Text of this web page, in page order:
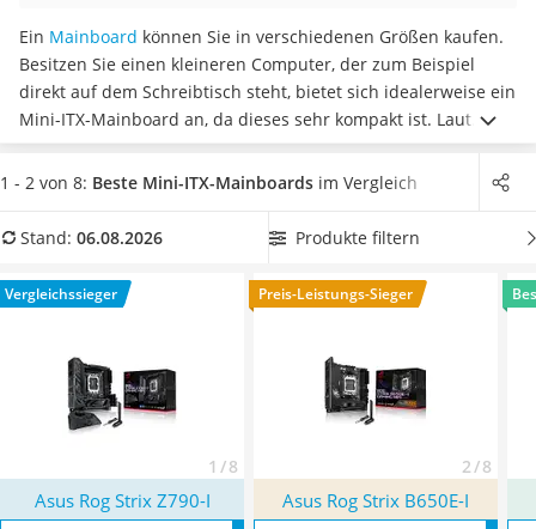
Powerstation mit Solarpanel
Gaming-PC
Soundbar
17-Zoll-Laptop
Satellitenschüssel
Gaming-Headset
Tablets unter 200 Euro
Lichtwecker
Acer Aspire
Ein Mainboard können Sie in verschiedenen Größen kaufen.
Besitzen Sie einen kleineren Computer, der zum Beispiel
direkt auf dem Schreibtisch steht, bietet sich idealerweise ein
Mini-ITX-Mainboard an, da dieses sehr kompakt ist. Laut
diversen Online-Testsverfügt es aber trotzdem über viele
verschiedene Anschlüsse. Wählen Sie jetzt aus unserer
Arbeitsspeicher aus
, um viele wichtige Daten speichern und
2026 besonders das Modell
Asus Rog Strix Z790-I*
mit seinen
Eigenschaften.
1 - 2 von 8: Beste Mini-ITX-Mainboards im Vergleich
Stand: 06.08.2026 Produkte filtern
Vergleichssieger
1 / 8
Preis-Leistungs-Sieger
2 / 8
Asus Rog Strix Z790-I Asus Rog Strix B650E-I